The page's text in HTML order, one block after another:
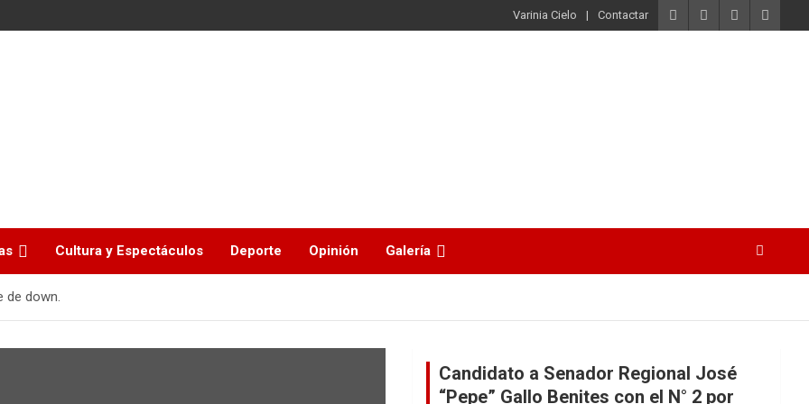
Varinia Cielo Contactar
Cultura y Espectáculos Deporte Opinión Galería
de down.
Candidato a Senador Regional José
“Pepe” Gallo Benites con el N° 2 por